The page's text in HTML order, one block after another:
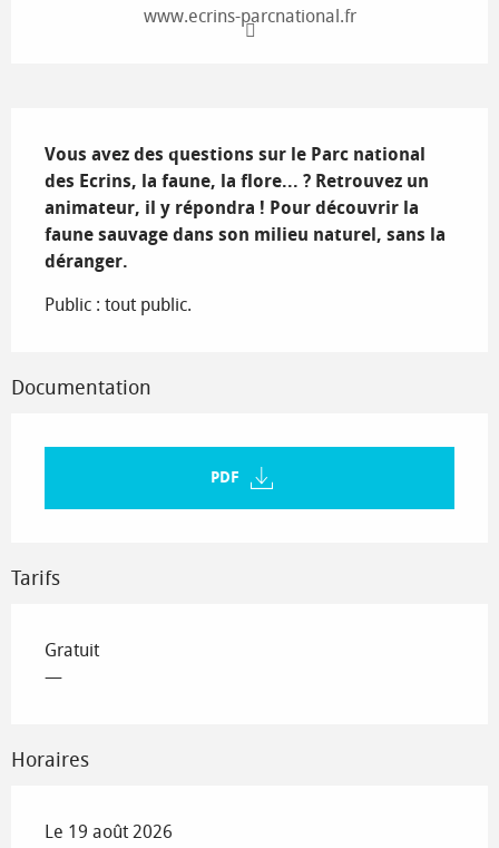
www.ecrins-parcnational.fr
Vous avez des questions sur le Parc national
des Ecrins, la faune, la flore... ? Retrouvez un
animateur, il y répondra ! Pour découvrir la
faune sauvage dans son milieu naturel, sans la
déranger.
Public : tout public.
Documentation
PDF
Tarifs
Gratuit
—
Horaires
Le 19 août 2026